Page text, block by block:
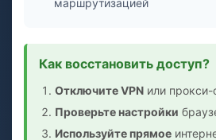
маршрутизацией
Как восстановить доступ?
Отключите VPN или прокси-
Проверьте настройки
Используйте прямое